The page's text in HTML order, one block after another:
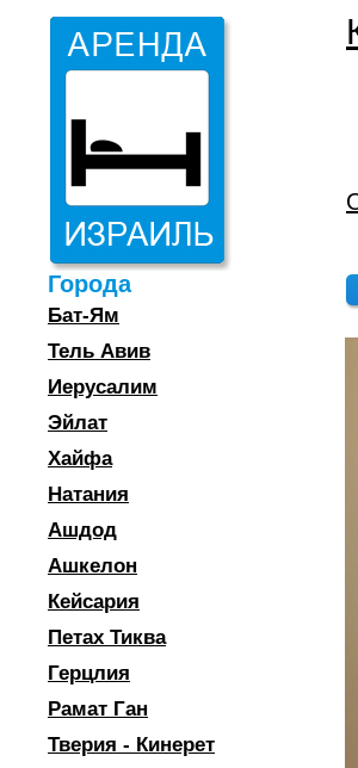
Города
Бат-Ям
Тель Авив
Иерусалим
Эйлат
Хайфа
Натания
Ашдод
Ашкелон
Кейсария
Петах Тиква
Герцлия
Рамат Ган
Тверия - Кинерет